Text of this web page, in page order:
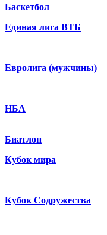
Баскетбол
Единая лига ВТБ
Евролига (мужчины)
НБА
Биатлон
Кубок мира
Кубок Содружества